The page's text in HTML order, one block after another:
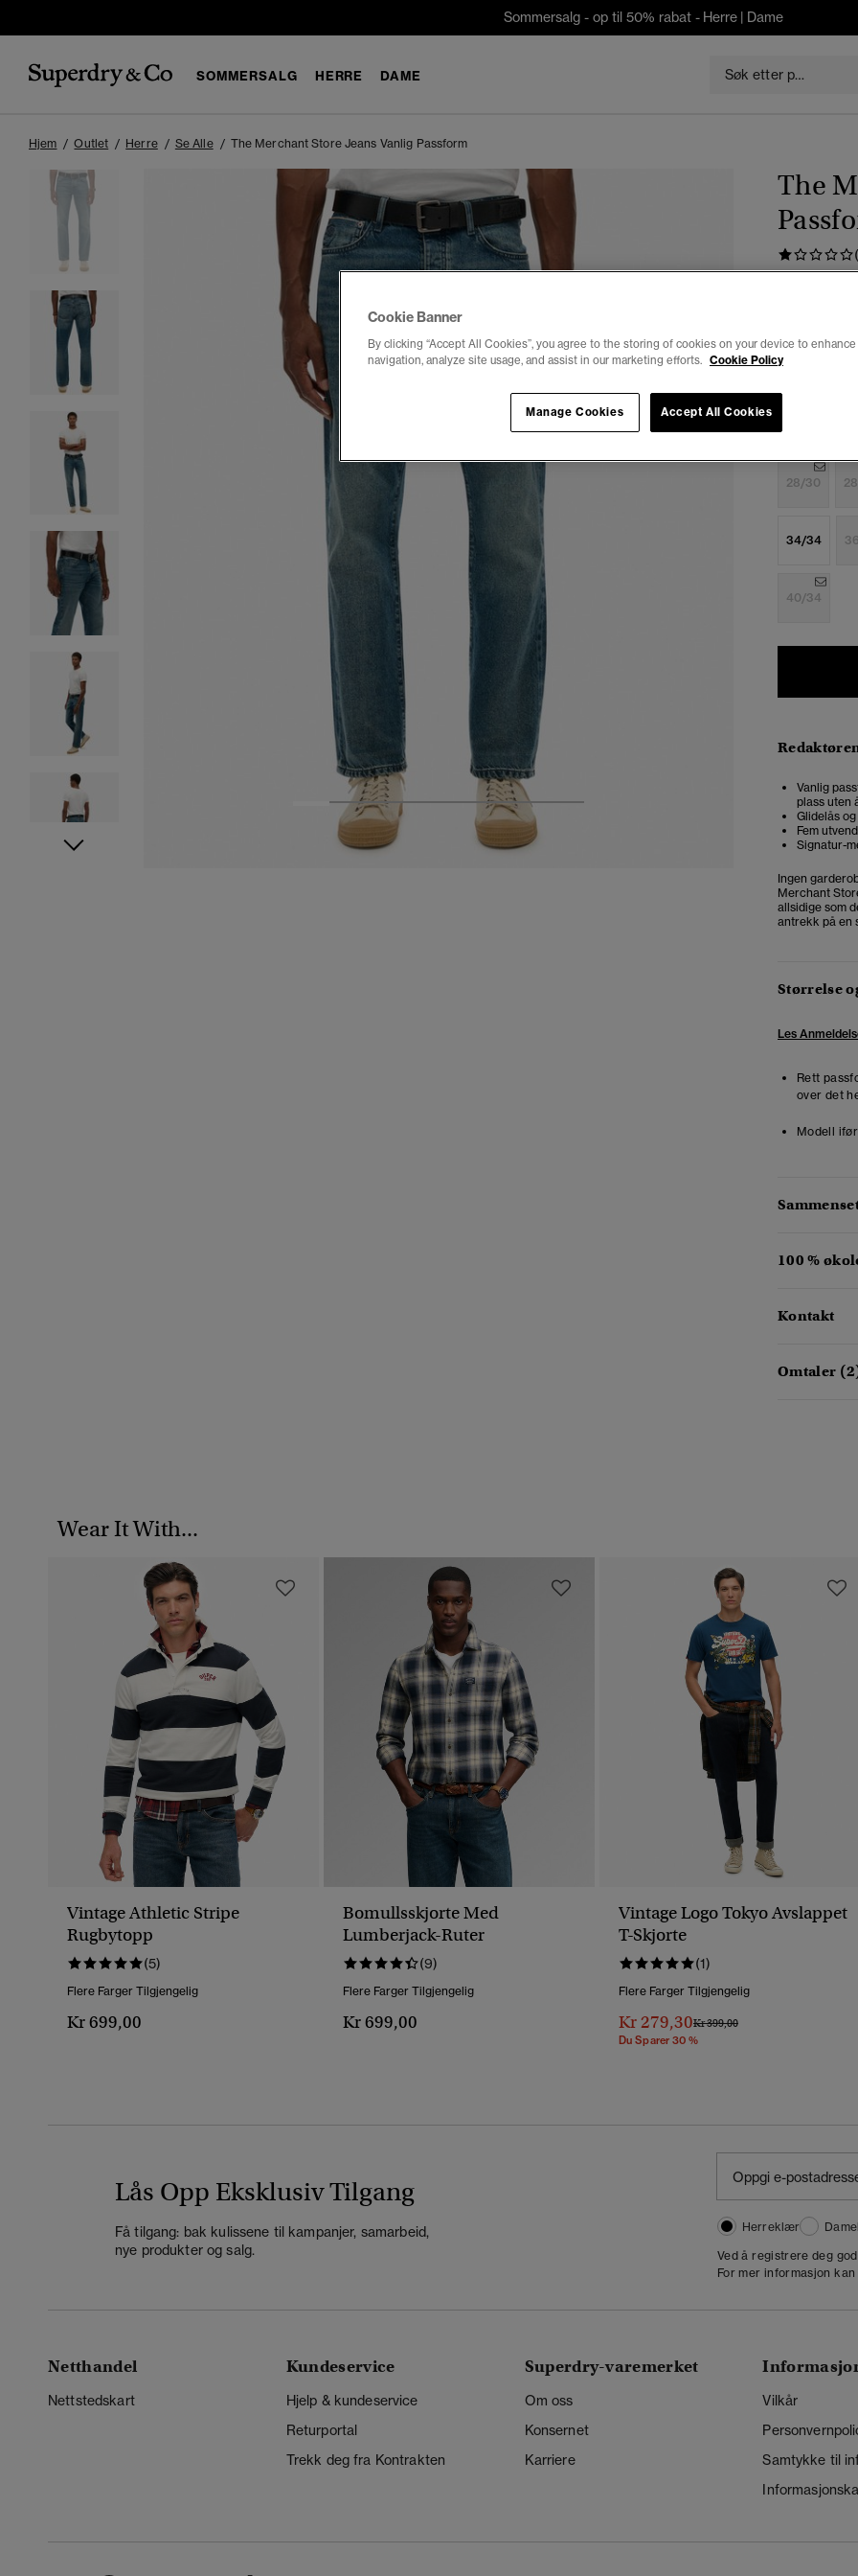
Sommersalg - op til 50% rabat - Herre | Dame
SOMMERSALG HERRE DAME
Hjem Outlet Herre Se Alle The Merchant Store Jeans Vanlig Passform
2 3 6 7
The
Farge:
28/30
34/34
40/34
Vanlig
plass uten
Glidelås
Fem
Signatur-
Ingen
Merchant
allsidige som
antrekk på en
Størrelse
Les
Rett
over det
Modell
100 %
Kontakt
Omtaler
Wear It With...
Vintage Athletic Stripe
Rugbytopp
(5)
Flere Farger Tilgjengelig
Kr 699,00
Bomullsskjorte Med
Lumberjack-Ruter
(9)
Flere Farger Tilgjengelig
Kr 699,00
Vintage Logo Tokyo Avslappet
T-Skjorte
(1)
Flere Farger Tilgjengelig
Kr 279,30Pris Nedsatt Fra
Kr 399,00Til
Du Sparer 30 %
Lås Opp Eksklusiv Tilgang
Få tilgang: bak kulissene til kampanjer, samarbeid,
nye produkter og salg.
Herreklær
Ved å registrere deg
For mer informasjon
Netthandel
Nettstedskart
Kundeservice
Hjelp & kundeservice
Returportal
Trekk deg fra Kontrakten
Superdry-varemerket
Om oss
Konsernet
Karriere
Vilkår
Samtykke til
Cookie Banner
By clicking “Accept All Cookies”, you agree to the storing of cookies on your device to
navigation, analyze site usage, and assist in our marketing efforts. Cookie Policy
Accept All Cookies
Manage Cookies